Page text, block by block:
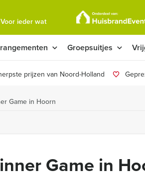
ieder wat
Groepsuitjes
prijzen van Noord-Holland
Game in Hoorn
Game in